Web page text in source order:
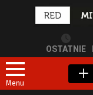
OSTATNIE
Menu